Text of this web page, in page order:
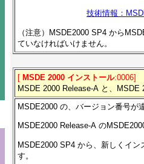
技術情報：
（注意）MSDE2000 SP4 から
ていなければいけません。
[ MSDE 2000 インストール:0006]
MSDE 2000 Release-A と、
MSDE2000 の、バージョン番号が
MSDE2000 Release-A の
MSDE2000 SP4 から、新しくイ
す。